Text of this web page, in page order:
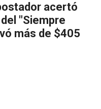
acertó
"Siempre
más de $405